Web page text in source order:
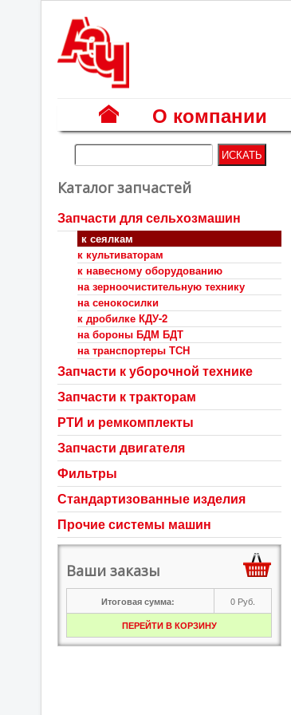
Г
л
а
в
н
а
я
О компании
Каталог запчастей
Запчасти для сельхозмашин
к сеялкам
к культиваторам
к навесному оборудованию
на зерноочистительную технику
на сенокосилки
к дробилке КДУ-2
на бороны БДМ БДТ
на транспортеры ТСН
Запчасти к уборочной технике
Запчасти к тракторам
РТИ и ремкомплекты
Запчасти двигателя
Фильтры
Стандартизованные изделия
Прочие системы машин
Ваши заказы
Итоговая сумма: 0 Руб.
ПЕРЕЙТИ В КОРЗИНУ